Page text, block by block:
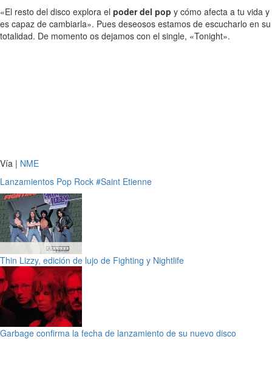
«El resto del disco explora el poder del pop y cómo afecta a tu vida y
es capaz de cambiarla». Pues deseosos estamos de escucharlo en su
totalidad. De momento os dejamos con el single, «Tonight».
Vía | NME
Lanzamientos Pop Rock #Saint Etienne
Thin Lizzy, edición de lujo de Fighting y Nightlife
Garbage confirma la fecha de lanzamiento de su nuevo disco